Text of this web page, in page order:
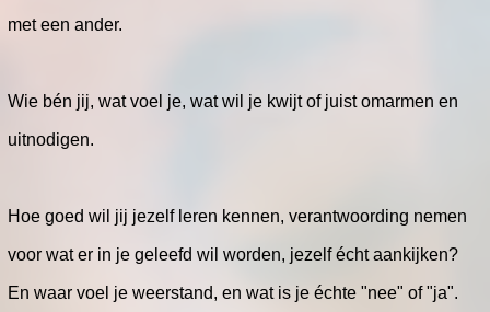
met een ander.
Wie bén jij, wat voel je, wat wil je kwijt of juist omarmen en
uitnodigen.
Hoe goed wil jij jezelf leren kennen, verantwoording nemen
voor wat er in je geleefd wil worden, jezelf écht aankijken?
En waar voel je weerstand, en wat is je échte "nee" of "ja".